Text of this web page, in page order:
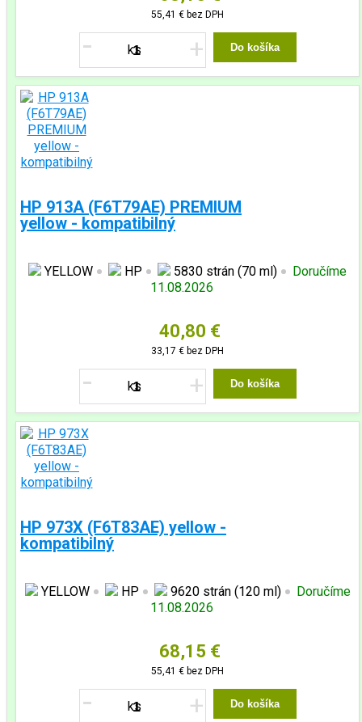
55,41 € bez DPH
- + Do košíka
HP 913A (F6T79AE) PREMIUM
yellow - kompatibilný
YELLOW HP 5830 strán (70 ml)
Doručíme
11.08.2026
40,80 €
33,17 € bez DPH
- + Do košíka
HP 973X (F6T83AE) yellow -
kompatibilný
YELLOW HP 9620 strán (120 ml)
Doručíme
11.08.2026
68,15 €
55,41 € bez DPH
- + Do košíka